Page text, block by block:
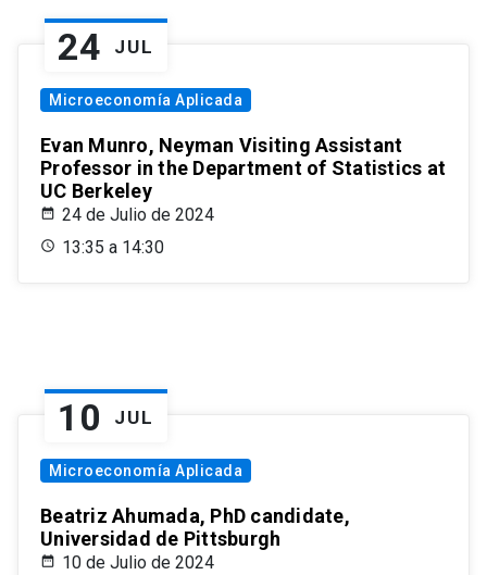
24 JUL
Microeconomía Aplicada
Evan Munro, Neyman Visiting Assistant
Professor in the Department of Statistics at
UC Berkeley
24 de Julio de 2024
13:35 a 14:30
10 JUL
Microeconomía Aplicada
Beatriz Ahumada, PhD candidate,
Universidad de Pittsburgh
10 de Julio de 2024